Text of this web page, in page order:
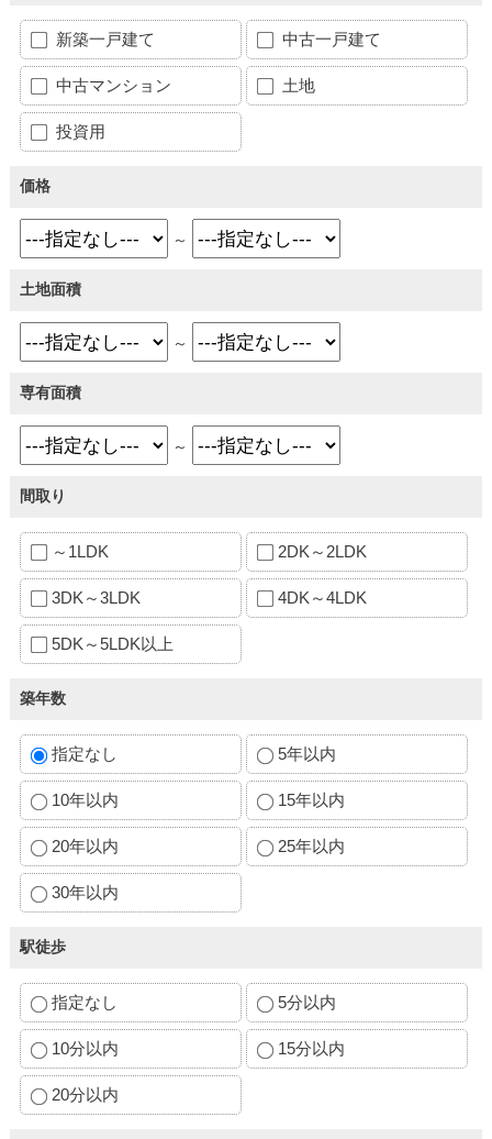
新築一戸建て 中古一戸建て
中古マンション 土地
投資用
価格
～
土地面積
～
専有面積
～
間取り
～1LDK 2DK～2LDK
3DK～3LDK 4DK～4LDK
5DK～5LDK以上
築年数
指定なし 5年以内
10年以内 15年以内
20年以内 25年以内
30年以内
駅徒歩
指定なし 5分以内
10分以内 15分以内
20分以内